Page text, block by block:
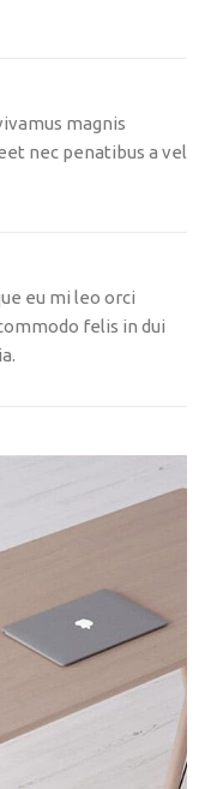
magnis
nec penatibus a vel
eu mi leo orci
felis in dui